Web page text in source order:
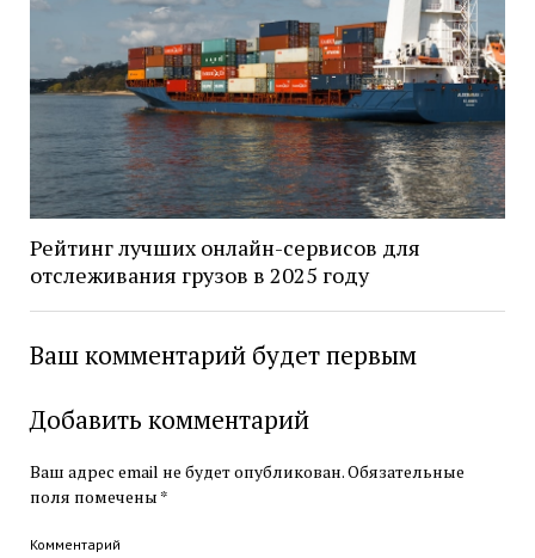
Рейтинг лучших онлайн-сервисов для
отслеживания грузов в 2025 году
Ваш комментарий будет первым
Добавить комментарий
Ваш адрес email не будет опубликован.Обязательные
поля помечены *
Комментарий